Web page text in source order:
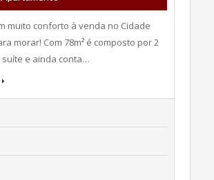
muito conforto à venda no Cidade
morar! Com 78m² é composto por 2
e ainda conta…